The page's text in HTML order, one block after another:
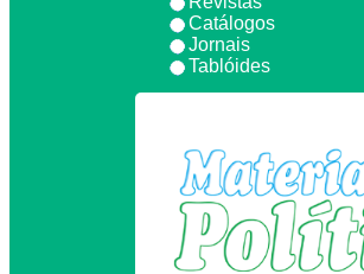
Catálogos
Jornais
Tablóides